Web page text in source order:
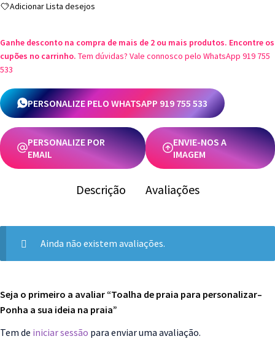
personalizar–
a
sua
na
praia
Adicionar Lista desejos
Ganhe desconto na compra de mais de 2 ou mais produtos. Encontre os
cupões no carrinho. Tem dúvidas? Vale connosco pelo WhatsApp 919 755
533
PERSONALIZE PELO WHATSAPP 919 755 533
PERSONALIZE POR
EMAIL
ENVIE-NOS A
IMAGEM
Descrição Avaliações
Ainda não existem avaliações.
Seja o primeiro a avaliar “Toalha de praia para personalizar–
Ponha a sua ideia na praia”
Tem de iniciar sessão para enviar uma avaliação.